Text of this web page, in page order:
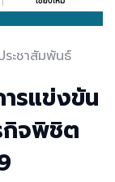
ระชาสัมพันธ์
รแข่งขัน
กิจพิชิต